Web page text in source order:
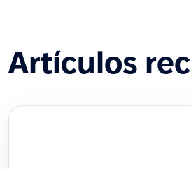
Artículos